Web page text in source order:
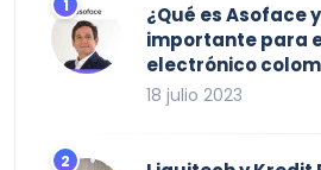
¿Qué es Asoface
importante para
electrónico
18 julio 2023